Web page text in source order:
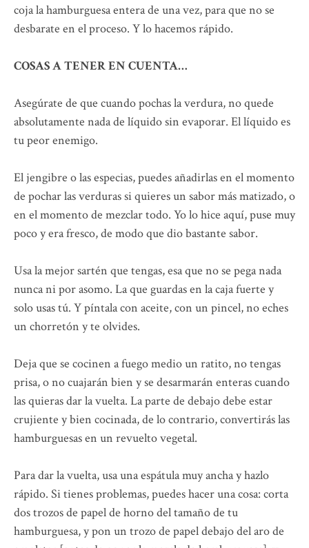
coja la hamburguesa entera de una vez, para que no se
desbarate en el proceso. Y lo hacemos rápido.
COSAS A TENER EN CUENTA…
Asegúrate de que cuando pochas la verdura, no quede
absolutamente nada de líquido sin evaporar. El líquido es
tu peor enemigo.
El jengibre o las especias, puedes añadirlas en el momento
de pochar las verduras si quieres un sabor más matizado, o
en el momento de mezclar todo. Yo lo hice aquí, puse muy
poco y era fresco, de modo que dio bastante sabor.
Usa la mejor sartén que tengas, esa que no se pega nada
nunca ni por asomo. La que guardas en la caja fuerte y
solo usas tú. Y píntala con aceite, con un pincel, no eches
un chorretón y te olvides.
Deja que se cocinen a fuego medio un ratito, no tengas
prisa, o no cuajarán bien y se desarmarán enteras cuando
las quieras dar la vuelta. La parte de debajo debe estar
crujiente y bien cocinada, de lo contrario, convertirás las
hamburguesas en un revuelto vegetal.
Para dar la vuelta, usa una espátula muy ancha y hazlo
rápido. Si tienes problemas, puedes hacer una cosa: corta
dos trozos de papel de horno del tamaño de tu
hamburguesa, y pon un trozo de papel debajo del aro de